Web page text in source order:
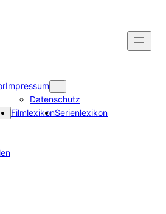
Impressum
Datenschutz
FilmlexikonSerienlexikon